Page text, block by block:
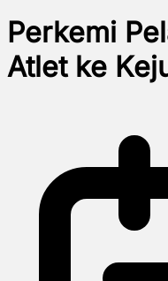
Perkemi
Atlet ke